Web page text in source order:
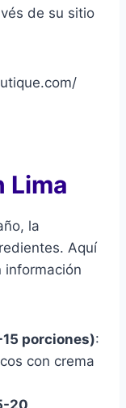
de su sitio
Lima
la
Aquí
información
porciones):
con crema
20